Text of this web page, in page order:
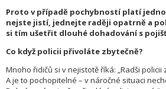
Proto v případě pochybností platí
nejste jistí, jednejte raději opatrně a
si tím ušetřit dlouhé dohadování s
Co když policii přivoláte zbytečně?
Mnoho řidičů si v nejistotě říká: „Radši policii
A je to pochopitelné – v náročné situaci